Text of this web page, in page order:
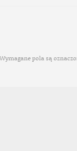
Wymagane pola są